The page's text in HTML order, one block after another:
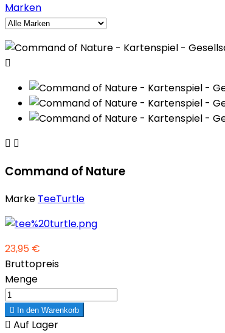
Marken

 
Command of Nature
Marke TeeTurtle
23,95 €
Bruttopreis
Menge
 In den Warenkorb
 Auf Lager